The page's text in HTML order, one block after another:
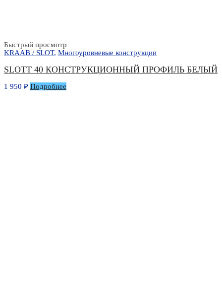
Быстрый просмотр
KRAAB / SLOT, Многоуровневые конструкции
SLOTT 40 КОНСТРУКЦИОННЫЙ ПРОФИЛЬ БЕЛЫЙ
1 950 ₽ Подробнее